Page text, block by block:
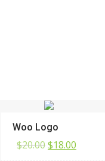
Woo Logo
$20.00原始價格：
$18.00